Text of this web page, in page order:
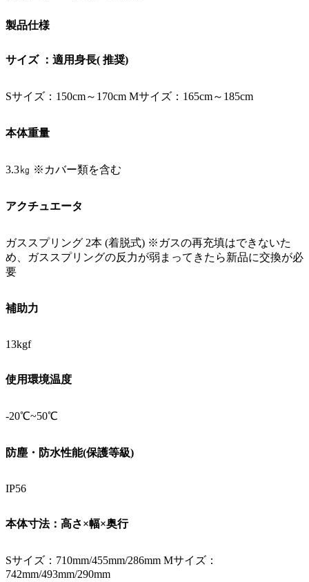
製品仕様
サイズ ：適用身長( 推奨)
Sサイズ：150cm～170cm Mサイズ：165cm～185cm
本体重量
3.3㎏ ※カバー類を含む
アクチュエータ
ガススプリング 2本 (着脱式) ※ガスの再充填はできないた
め、ガススプリングの反⼒が弱まってきたら新品に交換が必
要
補助力
13kgf
使用環境温度
-20℃~50℃
防塵・防水性能(保護等級)
IP56
本体寸法：高さ×幅×奥行
Sサイズ：710mm/455mm/286mm Mサイズ：
742mm/493mm/290mm